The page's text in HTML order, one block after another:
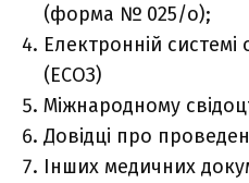
(форма № 025/о);
Електронній
(ЕСОЗ)
Міжнародному
Довідці про
Інших медичних